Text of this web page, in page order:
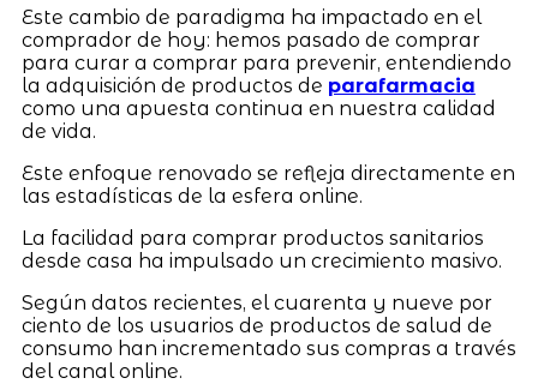
Este cambio de paradigma ha impactado en el
comprador de hoy: hemos pasado de comprar
para curar a comprar para prevenir, entendiendo
la adquisición de productos de parafarmacia
como una apuesta continua en nuestra calidad
de vida.
Este enfoque renovado se refleja directamente en
las estadísticas de la esfera online.
La facilidad para comprar productos sanitarios
desde casa ha impulsado un crecimiento masivo.
Según datos recientes, el cuarenta y nueve por
ciento de los usuarios de productos de salud de
consumo han incrementado sus compras a través
del canal online.